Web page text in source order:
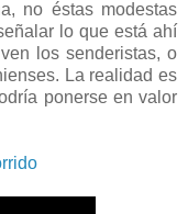
no éstas modestas
lo que está ahí
los senderistas, o
La realidad es
ponerse en valor